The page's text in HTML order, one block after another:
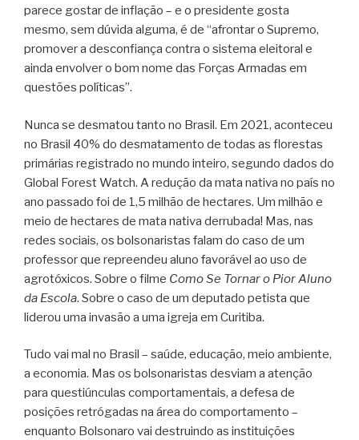
parece gostar de inflação – e o presidente gosta
mesmo, sem dúvida alguma, é de “afrontar o Supremo,
promover a desconfiança contra o sistema eleitoral e
ainda envolver o bom nome das Forças Armadas em
questões políticas”.
Nunca se desmatou tanto no Brasil. Em 2021, aconteceu
no Brasil 40% do desmatamento de todas as florestas
primárias registrado no mundo inteiro, segundo dados do
Global Forest Watch. A redução da mata nativa no país no
ano passado foi de 1,5 milhão de hectares. Um milhão e
meio de hectares de mata nativa derrubada! Mas, nas
redes sociais, os bolsonaristas falam do caso de um
professor que repreendeu aluno favorável ao uso de
agrotóxicos. Sobre o filme Como Se Tornar o Pior Aluno
da Escola. Sobre o caso de um deputado petista que
liderou uma invasão a uma igreja em Curitiba.
Tudo vai mal no Brasil – saúde, educação, meio ambiente,
a economia. Mas os bolsonaristas desviam a atenção
para questiúnculas comportamentais, a defesa de
posições retrógadas na área do comportamento –
enquanto Bolsonaro vai destruindo as instituições